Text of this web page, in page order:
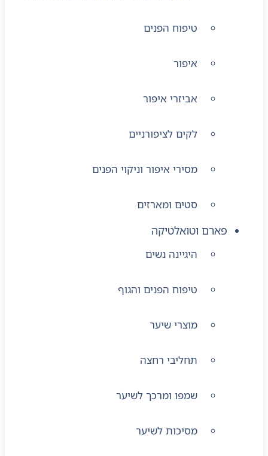
טיפוח הפנים
איפור
אביזרי איפור
לקים לציפורניים
מסירי איפור וניקוי הפנים
סטים ומארזים
פארם וטואלטיקה
היגיינה נשים
טיפוח הפנים והגוף
מוצרי שיער
תחליבי רחצה
שמפו ומרכך לשיער
מסיכות לשיער